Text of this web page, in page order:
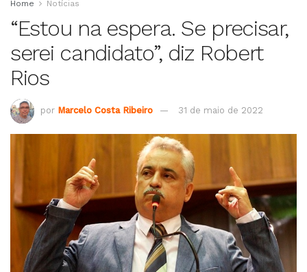
Home Notícias
“Estou na espera. Se precisar,
serei candidato”, diz Robert
Rios
por Marcelo Costa Ribeiro 31 de maio de 2022